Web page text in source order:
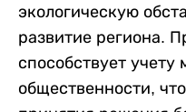
экологическую
развитие региона.
способствует
общественности,